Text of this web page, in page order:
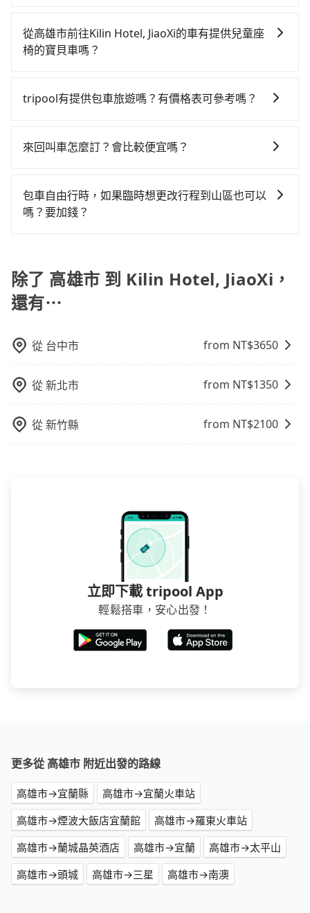
小時46分鐘，假設4位同行，高鐵加轉乘之平均每人花費
為1,810元。但如果全程使用tripool並到府專車接送，
出約320元的交通費，所以對於不是這麼趕時間的人來
50%的交通費用。
單另計多數租車合約上都會載明每日里程限定200~400
公里，超過還會額外加收100~2,000元不等的費用。由
JiaoXi，預計的小轎車花費為$5,000或九人座$8,000。
整天就略顯浪費。再者，租車地點可能離你的住家/辦公
與車體檢查，甚至還要先自行加滿油，如遇到不肖業
者，還車時可能遭遇各種莫名理由而被額外收費，風險
看看。依照里程跳錶計算，價格約為7,895~9,500元間，
但如改預約tripool可省高達$2,600。但如果要考慮到回
120倍。綜合以上，無論在價格或服務品質上，tripool
椅及兒童用增高墊供您選購(租借300元/個)，讓您和孩子
出遊時安全更有保障。
從高雄市前往Kilin Hotel, JiaoXi的車有提供兒童座
椅的寶貝車嗎？
繫好安全帶，如四歲以下或身高不足的幼童無法正常綁
選租用適合1~4歲的兒童汽車座椅或4歲以上的增高墊，
攜帶汽車座椅，不僅家中小寶貝坐的舒適習慣。
tripool有提供包車旅遊嗎？有價格表可參考嗎？
包車旅遊，從單純的單趟接送到算時間的計時包車都
用，網站試算即真實價格，免去來回電話確認。一天包
車的價格可能跟其他車隊相差無幾，但是如果只需要短
來回叫車怎麼訂？會比較便宜嗎？
趟車的資訊，所以如果需要來回叫車，請分兩筆訂單預
定。至於價格已經市場最優惠，並無特別針對來回車趟
包車自由行時，如果臨時想更改行程到山區也可以
嗎？要加錢？
行額外的費用收取。但是，這些費用會在您下訂單後、
出發前先與您進行確認，確保您明確知道所有的費用。
我們會透過Email的方式向您說明收費細節，讓您能更放
除了 高雄市 到 Kilin Hotel, JiaoXi，
還有⋯
從 台中市 from NT$3650
從新北市 from NT$1350
從新竹縣 from NT$2100
立即下載 tripool App
輕鬆搭車，安心出發！
更多從 高雄市 附近出發的路線
高雄市→宜蘭縣
高雄市→宜蘭火車站
高雄市→煙波大飯店宜蘭館
高雄市→羅東火車站
高雄市→蘭城晶英酒店
高雄市→宜蘭
高雄市→太平山
高雄市→頭城
高雄市→三星 高雄市→南澳